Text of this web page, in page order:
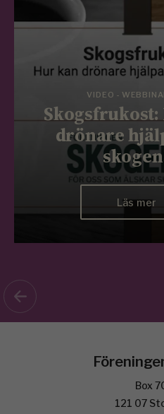
VIDEO -
Skogsfrukost:
drönare
Läs mer
Box
121 07